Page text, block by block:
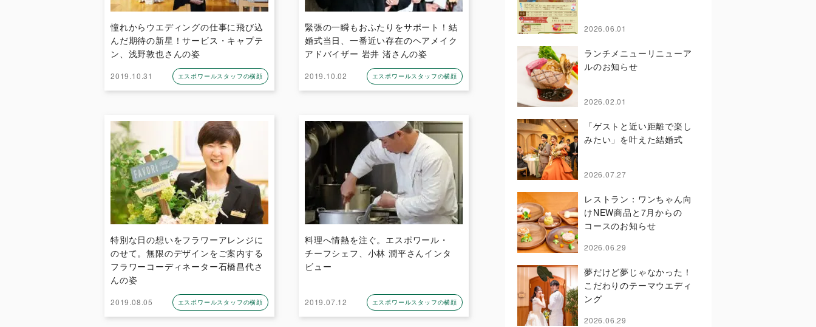
憧れからウエディングの仕事に飛び込
んだ期待の新星！サービス・キャプテ
ン、浅野敦也さんの姿
2019.10.31 エスポワールスタッフの横顔
緊張の一瞬もおふたりをサポート！結
婚式当日、一番近い存在のヘアメイク
アドバイザー 岩井 渚さんの姿
2019.10.02 エスポワールスタッフの横顔
特別な日の想いをフラワーアレンジに
のせて。無限のデザインをご案内する
フラワーコーディネーター石橋昌代さ
んの姿
2019.08.05 エスポワールスタッフの横顔
料理へ情熱を注ぐ。エスポワール・
チーフシェフ、小林 潤平さんインタ
ビュー
2019.07.12 エスポワールスタッフの横顔
2026.06.01
ランチメニューリニューア
ルのお知らせ
2026.02.01
「ゲストと近い距離で楽し
みたい」を叶えた結婚式
2026.07.27
レストラン：ワンちゃん向
けNEW商品と7月からの
コースのお知らせ
2026.06.29
夢だけど夢じゃなかった！
こだわりのテーマウエディ
ング
2026.06.29